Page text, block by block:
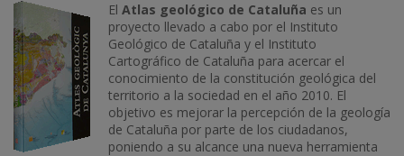
El Atlas geológico de Cataluña es un
proyecto llevado a cabo por el Instituto
Geológico de Cataluña y el Instituto
Cartográfico de Cataluña para acercar el
conocimiento de la constitución geológica del
territorio a la sociedad en el año 2010. El
objetivo es mejorar la percepción de la geología
de Cataluña por parte de los ciudadanos,
poniendo a su alcance una nueva herramienta